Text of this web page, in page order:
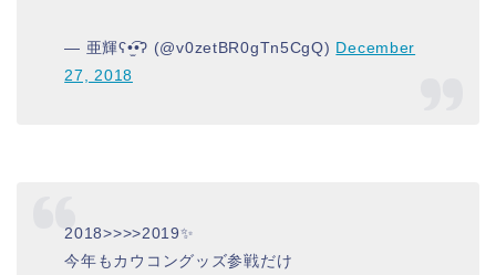
— 亜輝ʕ•̫͡•ʔ (@v0zetBR0gTn5CgQ) December
27, 2018
2018>>>>2019✨
今年もカウコングッズ参戦だけ